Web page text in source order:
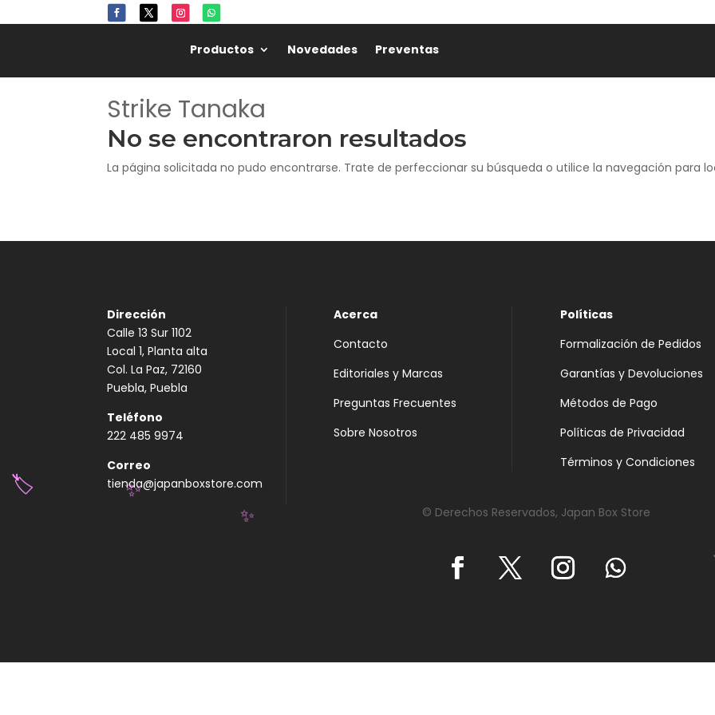
Productos Novedades Preventas
Strike Tanaka
No se encontraron resultados
La página solicitada no pudo encontrarse. Trate de perfeccionar su búsqueda o utilice la navegación para
Dirección
Calle 13 Sur 1102
Local 1, Planta alta
Col. La Paz, 72160
Puebla, Puebla
Teléfono
222 485 9974
Correo
tienda@japanboxstore.com
Acerca
Contacto
Editoriales y Marcas
Preguntas Frecuentes
Sobre Nosotros
Políticas
Formalización de Pedidos
Garantías y Devoluciones
Métodos de Pago
Políticas de Privacidad
Términos y Condiciones
© Derechos Reservados, Japan Box Store
🏷️